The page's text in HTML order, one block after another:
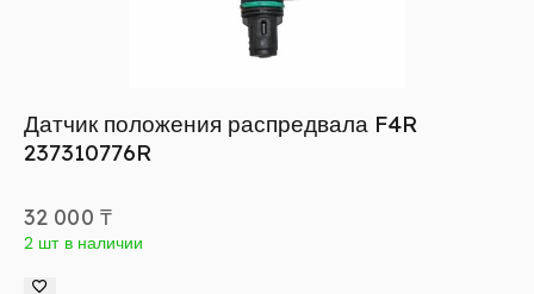
Датчик положения распредвала F4R
237310776R
32 000 ₸
2 шт в наличии